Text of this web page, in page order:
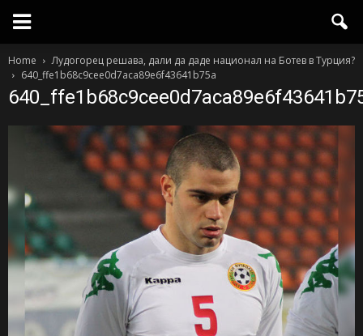
Home
Лудогорец решава, дали да даде национал на Ботев в Турция?
640_ffe1b68c9cee0d7aca89e6f43641b75a